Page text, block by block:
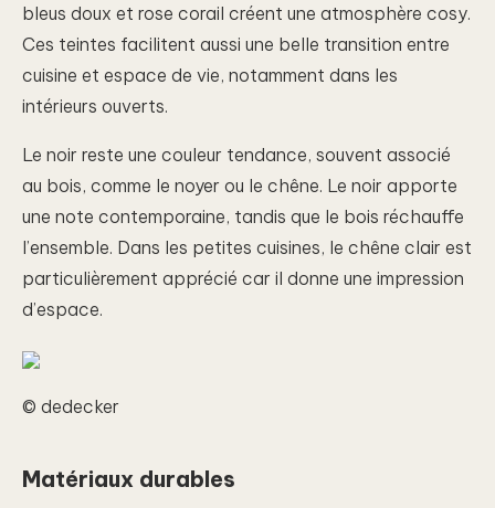
bleus doux et rose corail créent une atmosphère cosy.
Ces teintes facilitent aussi une belle transition entre
cuisine et espace de vie, notamment dans les
intérieurs ouverts.
Le noir reste une couleur tendance, souvent associé
au bois, comme le noyer ou le chêne. Le noir apporte
une note contemporaine, tandis que le bois réchauffe
l’ensemble. Dans les petites cuisines, le chêne clair est
particulièrement apprécié car il donne une impression
d’espace.
© dedecker
Matériaux durables